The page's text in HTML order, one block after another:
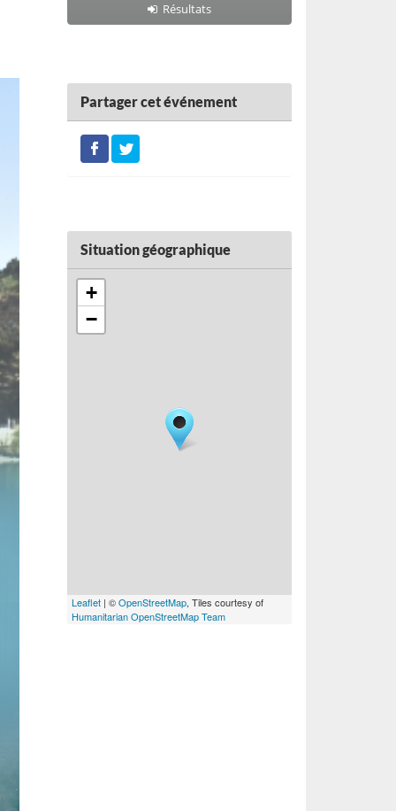
Résultats
Partager cet événement
Situation géographique
+
−
Leaflet| ©OpenStreetMap, Tiles courtesy of
Humanitarian OpenStreetMap Team